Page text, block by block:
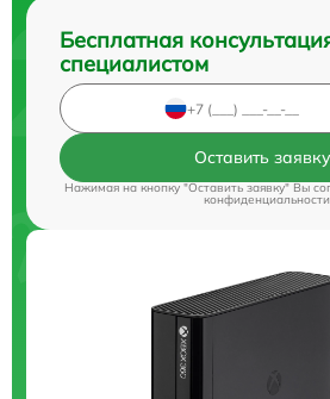
Бесплатная
специалистом
Оставить заявку
Нажимая на кнопку "Оставить заявку" Вы
конфиденциальности